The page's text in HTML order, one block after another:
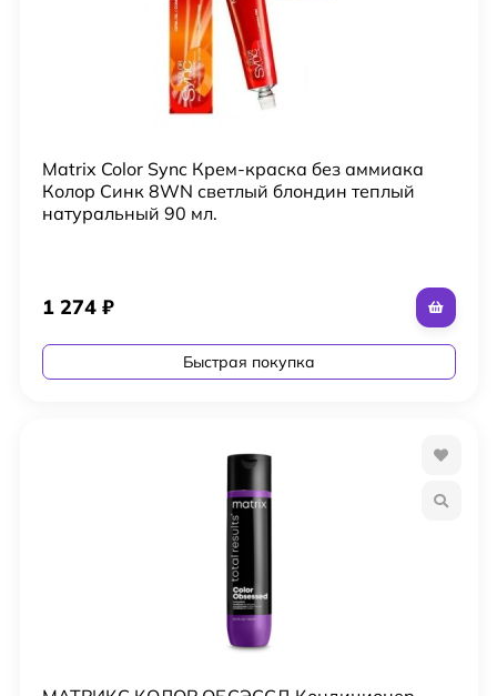
Matrix Color Sync Крем-краска без аммиака
Колор Синк 8WN светлый блондин теплый
натуральный 90 мл.
1 274 ₽
Быстрая покупка